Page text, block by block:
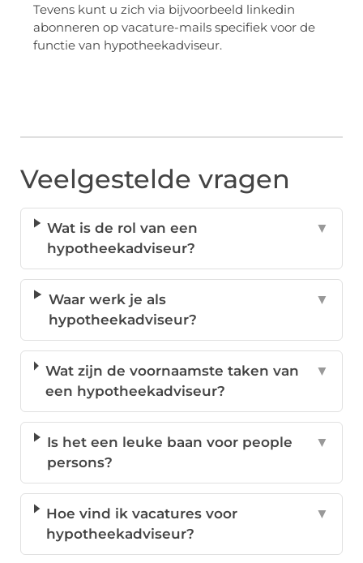
Tevens kunt u zich via bijvoorbeeld linkedin
abonneren op vacature-mails specifiek voor de
functie van hypotheekadviseur.
Veelgestelde vragen
Wat is de rol van een
hypotheekadviseur?
▼
Waar werk je als
hypotheekadviseur?
▼
Wat zijn de voornaamste taken van
een hypotheekadviseur?
▼
Is het een leuke baan voor people
persons?
▼
Hoe vind ik vacatures voor
hypotheekadviseur?
▼